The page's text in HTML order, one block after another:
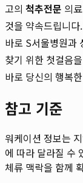
고의 척추전문 의
것을 약속드립니
바로 S서울병원과
찾기 위한 첫걸음
바로 당신의 행복
참고 기준
워케이션 정보는
에 따라 달라질 수
체류 맥락을 함께